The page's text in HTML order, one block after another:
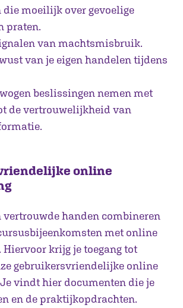
die moeilijk over gevoelige
praten.
van machtsmisbruik.
van je eigen handelen tijdens
beslissingen nemen met
de vertrouwelijkheid van
online
vertrouwde handen combineren
met online
krijg je toegang tot
gebruikersvriendelijke online
vindt hier documenten die je
en de praktijkopdrachten.